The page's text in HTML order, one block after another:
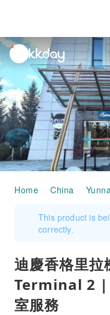
unread
notifications
Home China
This product is
correctly.
迪慶香格里
Terminal 2 |
室服務